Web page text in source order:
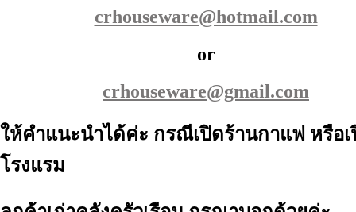
crhouseware@hotmail.com
or
crhouseware@gmail.com
ให้คำแนะนำได้ค่ะ กรณีเปิดร้านกาแฟ หรือ
โรงแรม